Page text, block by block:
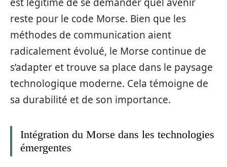
reste pour le code Morse. Bien que les
méthodes de communication aient
radicalement évolué, le Morse continue de
s’adapter et trouve sa place dans le paysage
technologique moderne. Cela témoigne de
sa durabilité et de son importance.
Intégration du Morse dans les technologies
émergentes